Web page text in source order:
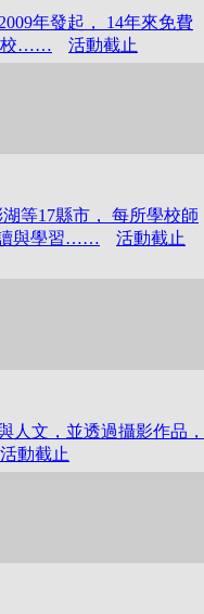
年發起， 14年來免費
校……
活動截止
等17縣市， 每所學校師
讀與學習……
活動截止
文，並透過攝影作品，
活動截止